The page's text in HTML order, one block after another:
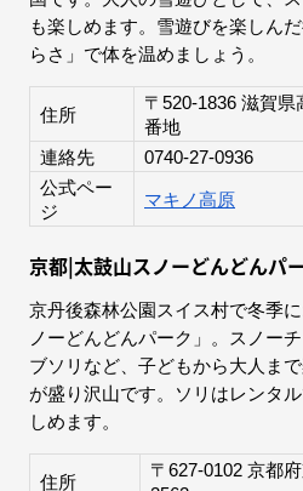
も楽しめます。雪遊びを楽しん
らさ」で体を温めましょう。
住所
〒520-1836 滋賀
番地
連絡先
0740-27-0936
公式ペー
ジ
マキノ高原
京都|太鼓山スノーどんどんパ
京丹後森林公園スイス村で冬季
ノーどんどんパーク」。スノー
ブソリなど、子どもから大人ま
が盛り沢山です。ソリはレンタ
しめます。
住所
〒627-0102 京都